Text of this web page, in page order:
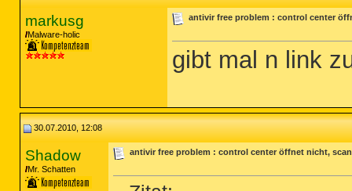
markusg
Malware-holic
antivir free problem : control center
gibt mal n link
30.07.2010, 12:08
Shadow
Mr. Schatten
antivir free problem : control center öffnet nicht,